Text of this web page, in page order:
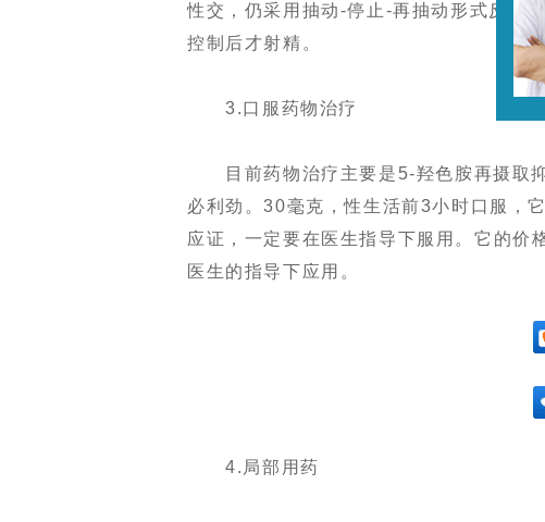
性交，仍采用抽动-停止-再抽动形式反复
控制后才射精。
3.口服药物治疗
目前药物治疗主要是5-羟色胺再摄取抑
必利劲。30毫克，性生活前3小时口服，
应证，一定要在医生指导下服用。它的价
医生的指导下应用。
4.局部用药